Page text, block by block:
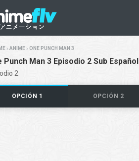
ANIME ONE PUNCH MAN 3
Punch Man 3 Episodio 2 Sub Español
2
OPCIÓN 1 OPCIÓN 2